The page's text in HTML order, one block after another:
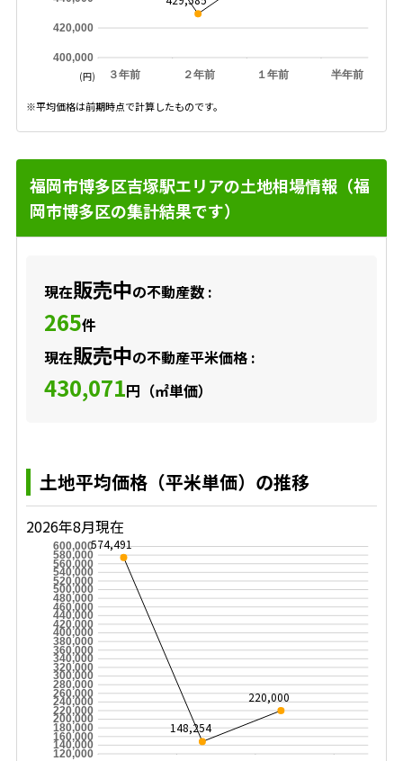
３年前 ２年前 １年前 半年前
400,000
420,000
(円)
※平均価格は前期時点で計算したものです。
福岡市博多区吉塚駅エリアの土地相場情報（福
岡市博多区の集計結果です）
現在販売中の不動産数 :
265件
現在販売中の不動産平米価格 :
430,071円（㎡単価）
土地平均価格（平米単価）の推移
2026年8月現在
120,000
140,000
160,000
180,000
200,000
220,000
240,000
260,000
280,000
300,000
320,000
340,000
360,000
380,000
400,000
420,000
440,000
460,000
480,000
500,000
520,000
540,000
560,000
580,000
600,000574,491
148,254
220,000